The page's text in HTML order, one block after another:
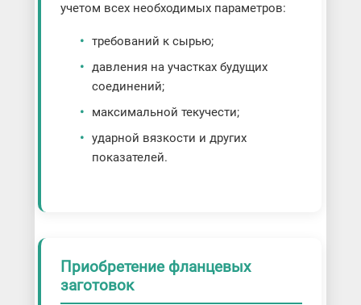
учетом всех необходимых параметров:
требований к сырью;
давления на участках будущих
соединений;
максимальной текучести;
ударной вязкости и других
показателей.
Приобретение фланцевых
заготовок